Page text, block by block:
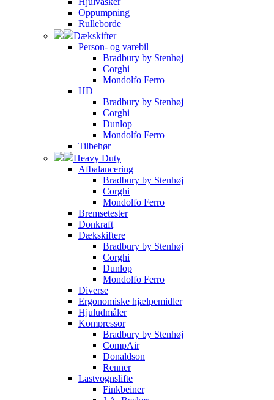
Oppumpning
Rulleborde
Dækskifter
Person- og varebil
Bradbury by Stenhøj
Corghi
Mondolfo Ferro
HD
Bradbury by Stenhøj
Corghi
Dunlop
Mondolfo Ferro
Tilbehør
Heavy Duty
Afbalancering
Bradbury by Stenhøj
Corghi
Mondolfo Ferro
Bremsetester
Donkraft
Dækskiftere
Bradbury by Stenhøj
Corghi
Dunlop
Mondolfo Ferro
Diverse
Ergonomiske hjælpemidler
Hjuludmåler
Kompressor
Bradbury by Stenhøj
CompAir
Donaldson
Renner
Lastvognslifte
Finkbeiner